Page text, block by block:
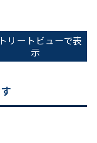
と
きます
リートビューで表
示